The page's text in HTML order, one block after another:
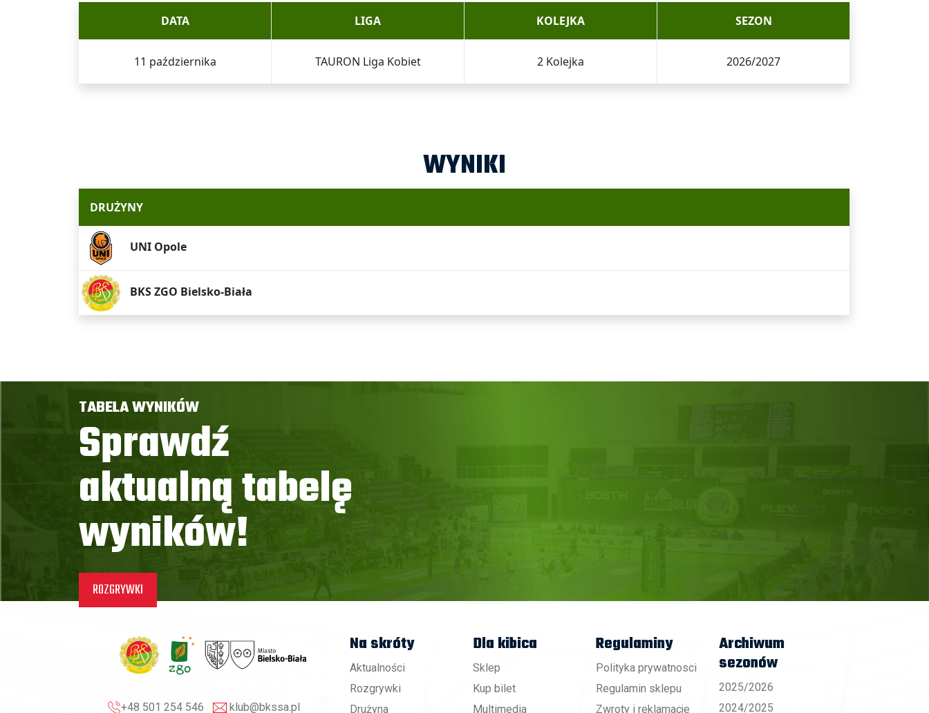
DATA
11 października
LIGA
TAURON Liga Kobiet
KOLEJKA
2 Kolejka
SEZON
2026/2027
WYNIKI
DRUŻYNY
UNI Opole
BKS ZGO Bielsko-Biała
TABELA WYNIKÓW
Sprawdź
aktualną tabelę
wyników!
ROZGRYWKI
+48 501 254 546 klub@bkssa.pl
Na skróty
Aktualności
Rozgrywki
Drużyna
Dla kibica
Sklep
Kup bilet
Multimedia
Regulaminy
Polityka prywatnosci
Regulamin sklepu
Zwroty i reklamacje
Archiwum
sezonów
2025/2026
2024/2025